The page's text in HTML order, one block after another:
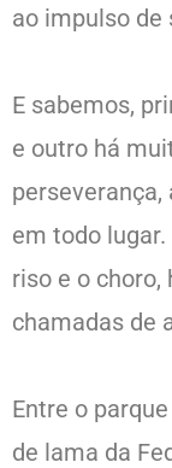
ao impulso de
E sabemos,
e outro há
em todo
riso e o choro,
chamadas de
Entre o
de lama da